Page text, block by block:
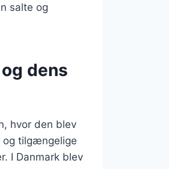
salte og
dens
hvor den blev
og tilgængelige
I Danmark blev